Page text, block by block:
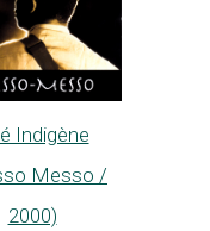
Indigène
Messo /
2000)